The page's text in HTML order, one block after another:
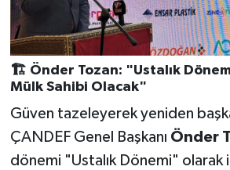
🏗️ Önder Tozan: "Ustalık
Mülk Sahibi Olacak"
Güven tazeleyerek yeniden
ÇANDEF Genel Başkanı Önder
dönemi "Ustalık Dönemi" olarak